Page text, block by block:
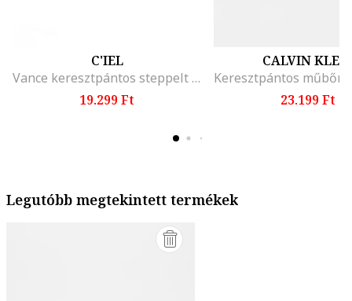
C'IEL
Vance keresztpántos steppelt bőrtáska
19.299 Ft
CALVIN
23.199 Ft
Legutóbb megtekintett termékek